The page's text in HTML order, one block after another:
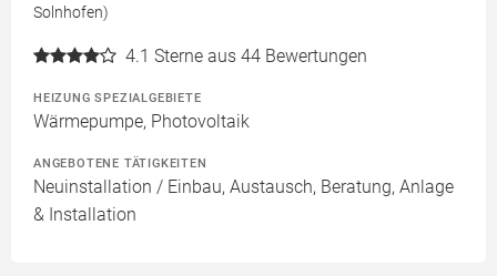
Solnhofen)
4.1 Sterne aus 44 Bewertungen
HEIZUNG SPEZIALGEBIETE
Wärmepumpe, Photovoltaik
ANGEBOTENE TÄTIGKEITEN
Neuinstallation / Einbau, Austausch, Beratung, Anlage
& Installation